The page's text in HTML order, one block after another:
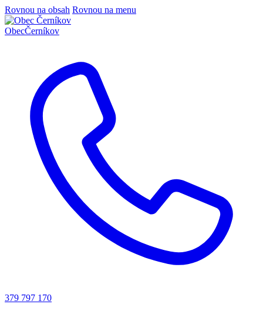
Rovnou na obsah Rovnou na menu
ObecČerníkov
379 797 170